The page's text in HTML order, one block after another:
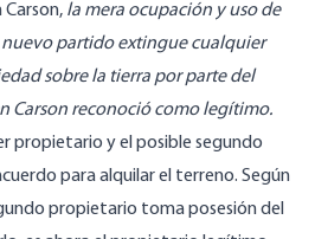
Carson, la mera ocupación y uso de
nuevo partido extingue cualquier
sobre la tierra por parte del
Carson reconoció como legítimo.
propietario y el posible segundo
para alquilar el terreno. Según
propietario toma posesión del